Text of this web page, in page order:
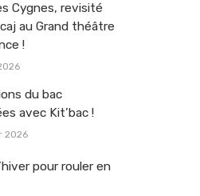
Cygnes, revisité
au Grand théâtre
!
du bac
avec Kit’bac !
2026
pour rouler en